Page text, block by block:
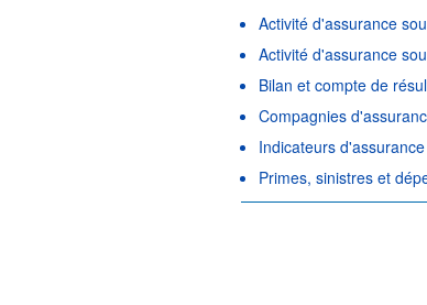
Activité d'assurance
Activité d'assurance
Bilan et compte de
Compagnies
Indicateurs d'assurance
Primes, sinistres et